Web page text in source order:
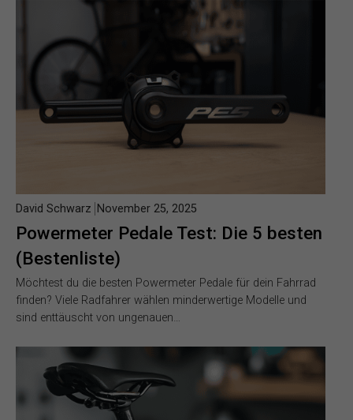
Powermeter Pedale Test: Die 5 besten
(Bestenliste)
David Schwarz November 25, 2025
Möchtest du die besten Powermeter Pedale für dein Fahrrad
finden? Viele Radfahrer wählen minderwertige Modelle und
sind enttäuscht von ungenauen…